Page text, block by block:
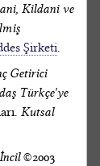
Kildani ve
Şirketi.
Getirici
Türkçe'ye
Kutsal
©2003